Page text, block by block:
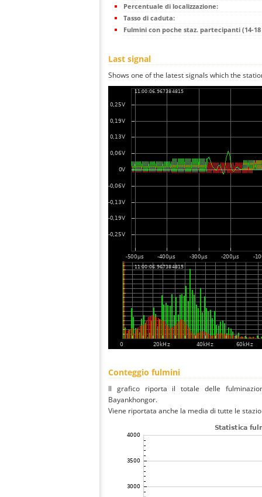
Percentuale di localizzazione:
Tasso di caduta:
Fulmini con poche staz. partecipanti (14-
Last signal
Shows one of the latest signals which the
Conteggio fulmini
Il grafico riporta il totale delle
Bayankhongor.
Viene riportata anche la media di tutte le